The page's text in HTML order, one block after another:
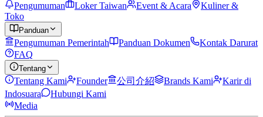
Pengumuman Loker Taiwan Event & Acara
Kuliner &
Toko
Panduan
Pengumuman Pemerintah Panduan Dokumen
Kontak Darurat
FAQ
Tentang
Tentang Kami Founder 公司介紹 Brands Kami
Karir di
Indosuara
Hubungi Kami
Media